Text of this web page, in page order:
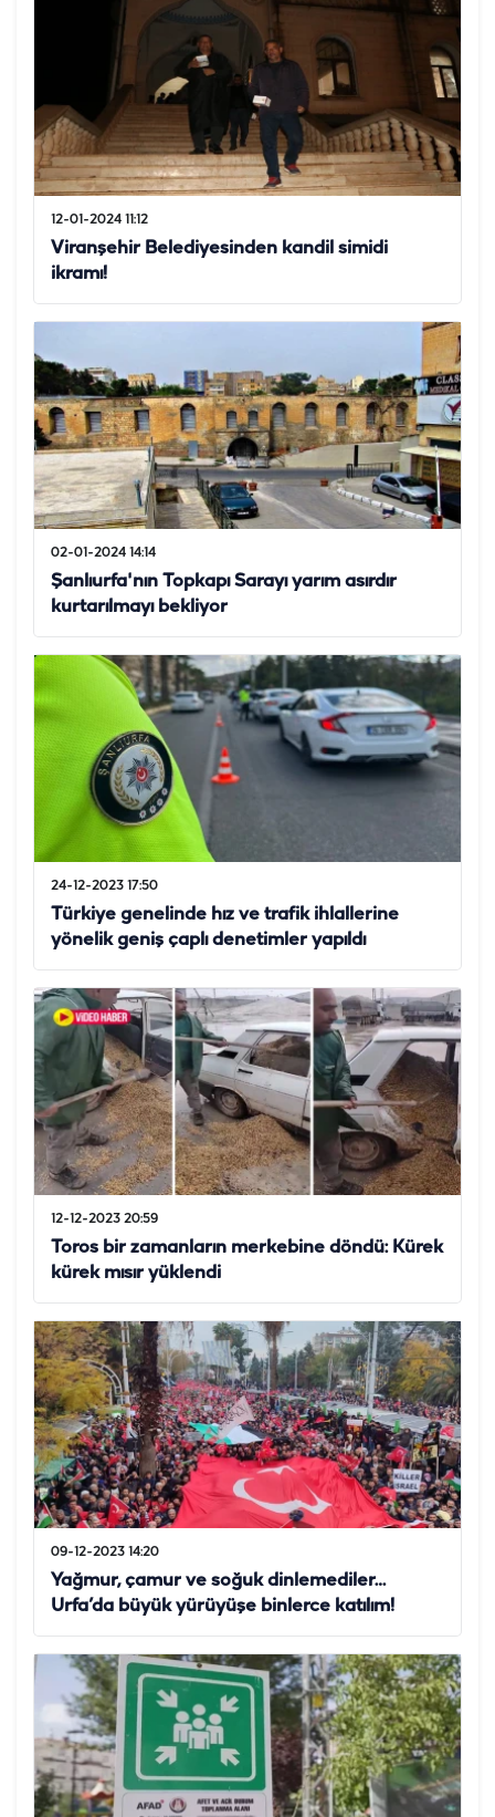
12-01-2024 11:12
Viranşehir Belediyesinden kandil simidi
ikramı!
02-01-2024 14:14
Şanlıurfa'nın Topkapı Sarayı yarım asırdır
kurtarılmayı bekliyor
24-12-2023 17:50
Türkiye genelinde hız ve trafik ihlallerine
yönelik geniş çaplı denetimler yapıldı
12-12-2023 20:59
Toros bir zamanların merkebine döndü: Kürek
kürek mısır yüklendi
09-12-2023 14:20
Yağmur, çamur ve soğuk dinlemediler…
Urfa’da büyük yürüyüşe binlerce katılım!